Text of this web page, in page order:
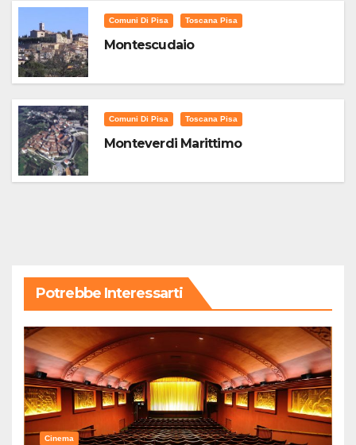
Comuni Di Pisa Toscana Pisa
Montescudaio
Comuni Di Pisa Toscana Pisa
Monteverdi Marittimo
Potrebbe Interessarti
Cinema